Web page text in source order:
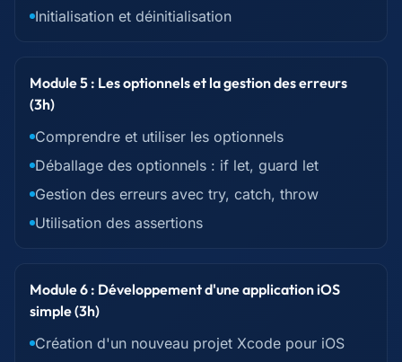
Initialisation et déinitialisation
Module 5 : Les optionnels et la gestion des erreurs
(3h)
Comprendre et utiliser les optionnels
Déballage des optionnels : if let, guard let
Gestion des erreurs avec try, catch, throw
Utilisation des assertions
Module 6 : Développement d'une application iOS
simple (3h)
Création d'un nouveau projet Xcode pour iOS